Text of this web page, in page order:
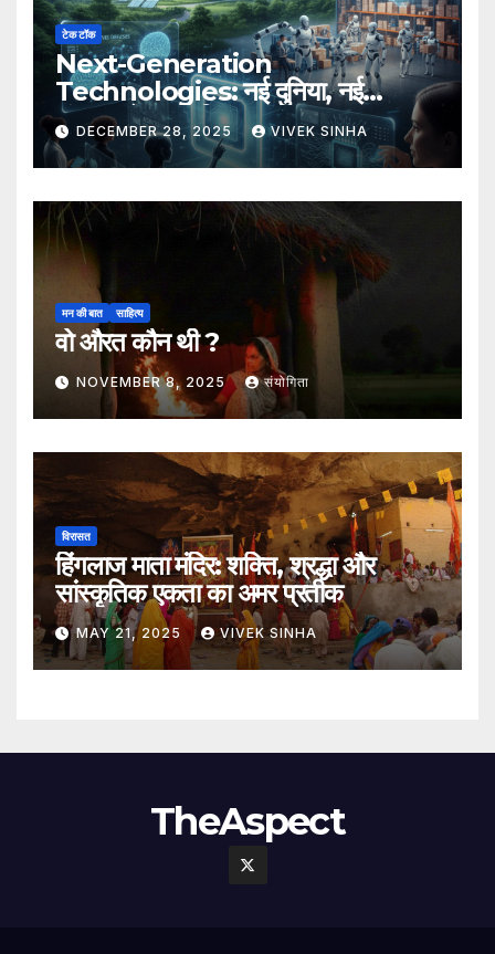
टेक टॉक
Next-Generation
Technologies: नई दुनिया, नई
संभावनाएँ, नया भविष्य
DECEMBER 28, 2025 VIVEK SINHA
मन की बात साहित्य
वो औरत कौन थी ?
NOVEMBER 8, 2025 संयोगिता
विरासत
हिंगलाज माता मंदिर: शक्ति, श्रद्धा और
सांस्कृतिक एकता का अमर प्रतीक
MAY 21, 2025 VIVEK SINHA
TheAspect